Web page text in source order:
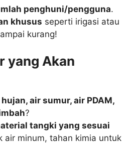
penghuni/pengguna.
khusus seperti irigasi atau
kurang!
yang Akan
air sumur, air PDAM,
?
tangki yang sesuai
air minum, tahan kimia untuk